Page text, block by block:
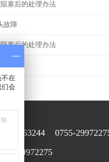
塞后的处理办法
故障
塞后的处理办法
15920063244 0755-
29972275
不在
会